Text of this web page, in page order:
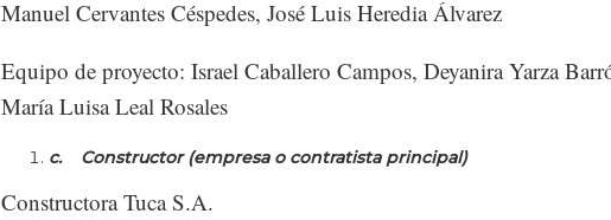
Manuel Cervantes Céspedes, José Luis Heredia Álvarez
Equipo de proyecto: Israel Caballero Campos, Deyanira Yarza
María Luisa Leal Rosales
c. Constructor (empresa o contratista principal)
Constructora Tuca S.A.